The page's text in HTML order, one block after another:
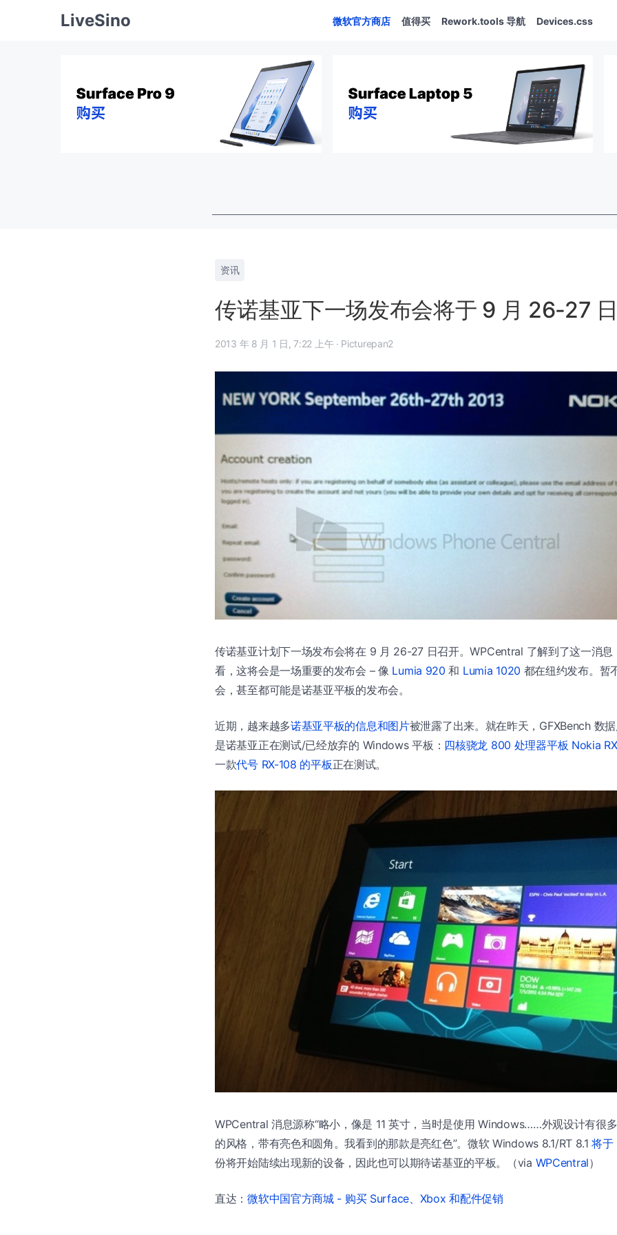
LiveSino 微软官方商店 值得买 Rework.tools 导航 Devices.css
资讯
传诺基亚下一场发布会将于 9 月 26-27
2013 年 8 月 1 日, 7:22 上午 · Picturepan2
传诺基亚计划下一场发布会将在 9 月 26-27 日召开。WPCentral 了解到了这一消息
看，这将会是一场重要的发布会 – 像 Lumia 920 和 Lumia 1020 都在纽约发布。暂
会，甚至都可能是诺基亚平板的发布会。
近期，越来越多诺基亚平板的信息和图片被泄露了出来。就在昨天，GFXBench 数
是诺基亚正在测试/已经放弃的 Windows 平板： 四核骁龙 800 处理器平板 Nokia
一款代号 RX-108 的平板正在测试。
WPCentral 消息源称“略小，像是 11 英寸，当时是使用 Windows……外观设计有很
的风格，带有亮色和圆角。我看到的那款是亮红色”。微软 Windows 8.1/RT 8.1将于
份将开始陆续出现新的设备，因此也可以期待诺基亚的平板。（via WPCentral）
直达：微软中国官方商城 - 购买 Surface、Xbox 和配件促销